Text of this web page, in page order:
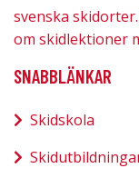
svenska
om skidlektioner
SNABBLÄNKAR
Skidskola